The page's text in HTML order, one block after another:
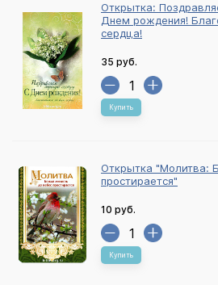
Открытка:
Днем рождения!
сердца!
35 руб.
Купить
Открытка "Молитва:
простирается"
10 руб.
Купить